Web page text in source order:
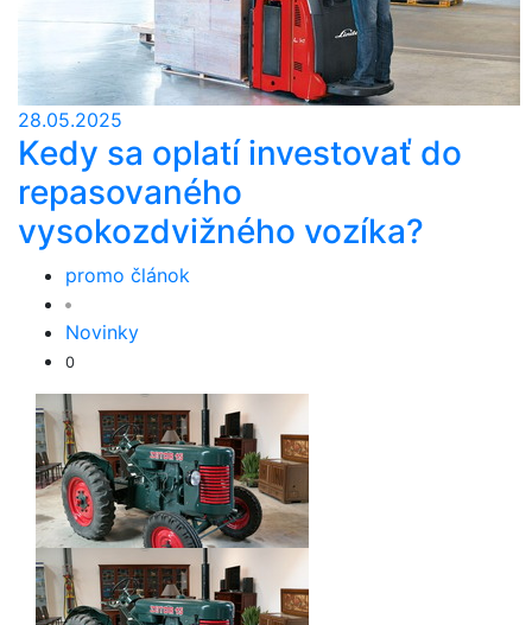
28.05.2025
Kedy sa oplatí investovať do
repasovaného
vysokozdvižného vozíka?
promo článok
Novinky
0